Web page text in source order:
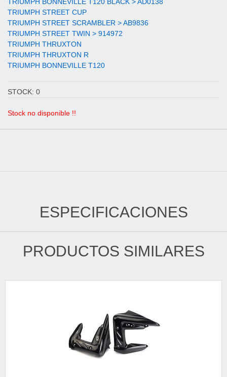
TRIUMPH STREET CUP
TRIUMPH STREET SCRAMBLER > AB9836
TRIUMPH STREET TWIN > 914972
TRIUMPH THRUXTON
TRIUMPH THRUXTON R
TRIUMPH BONNEVILLE T120
STOCK: 0
Stock no disponible !!
ESPECIFICACIONES
PRODUCTOS SIMILARES